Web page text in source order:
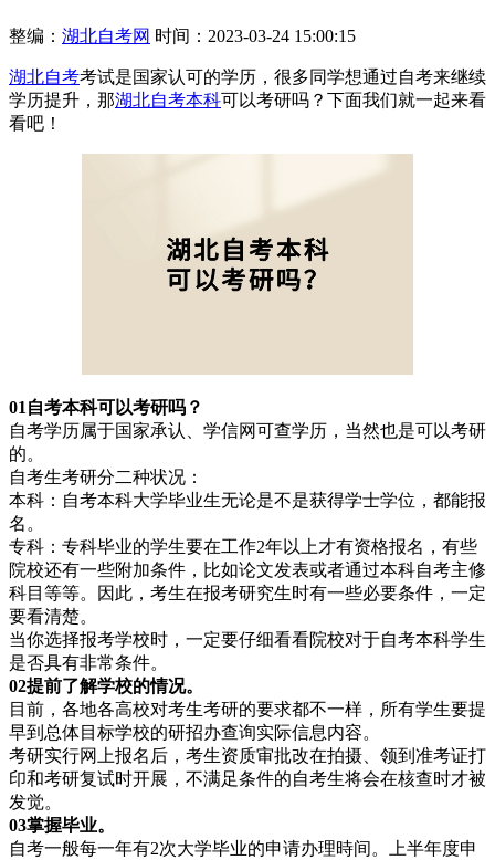
整编： 湖北自考网 时间：2023-03-24 15:00:15
湖北自考考试是国家认可的学历，很多同学想通过自考来继续
学历提升，那湖北自考本科可以考研吗？下面我们就一起来看
看吧！
01自考本科可以考研吗？
自考学历属于国家承认、学信网可查学历，当然也是可以考研
的。
自考生考研分二种状况：
本科：自考本科大学毕业生无论是不是获得学士学位，都能报
名。
专科：专科毕业的学生要在工作2年以上才有资格报名，有些
院校还有一些附加条件，比如论文发表或者通过本科自考主修
科目等等。因此，考生在报考研究生时有一些必要条件，一定
要看清楚。
当你选择报考学校时，一定要仔细看看院校对于自考本科学生
是否具有非常条件。
02提前了解学校的情况。
目前，各地各高校对考生考研的要求都不一样，所有学生要提
早到总体目标学校的研招办查询实际信息内容。
考研实行网上报名后，考生资质审批改在拍摄、领到准考证打
印和考研复试时开展，不满足条件的自考生将会在核查时才被
发觉。
03掌握毕业。
自考一般每一年有2次大学毕业的申请办理時间。上半年度申